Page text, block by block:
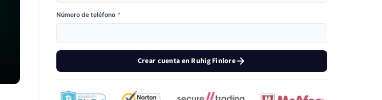
Número de teléfono *
Crear cuenta en Ruhig Finlore